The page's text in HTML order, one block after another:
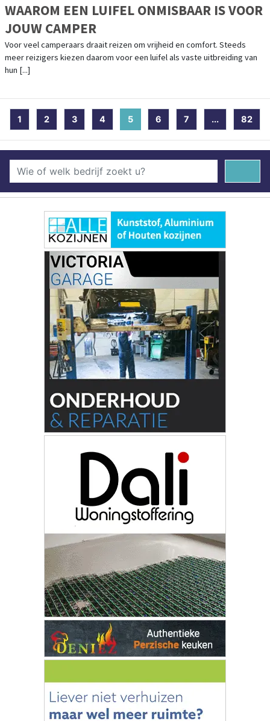
WAAROM EEN LUIFEL ONMISBAAR IS VOOR
JOUW CAMPER
Voor veel camperaars draait reizen om vrijheid en comfort. Steeds
meer reizigers kiezen daarom voor een luifel als vaste uitbreiding van
hun [...]
1 2 3 4 5 (current)
6 7 ... 82